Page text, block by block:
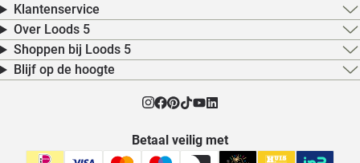
Klantenservice
Over Loods 5
Shoppen bij Loods 5
Blijf op de hoogte
Betaal veilig met